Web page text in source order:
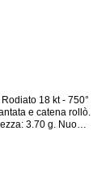
18 kt - 750°
e catena rollò.